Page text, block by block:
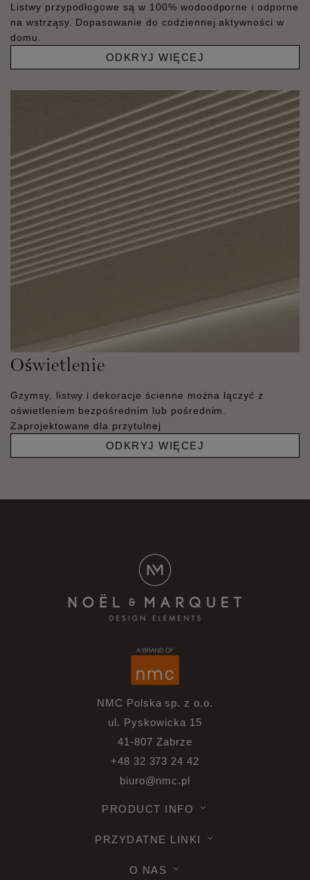
Listwy przypodłogowe są w 100% wodoodporne i odporne
na wstrząsy. Dopasowanie do codziennej aktywności w
domu.
ODKRYJ WIĘCEJ
Oświetlenie
Gzymsy, listwy i dekoracje ścienne można łączyć z
oświetleniem bezpośrednim lub pośrednim.
Zaprojektowane dla przytulnej
ODKRYJ WIĘCEJ
NMC Polska sp. z o.o.
ul. Pyskowicka 15
41-807 Zabrze
+48 32 373 24 42
biuro@nmc.pl
PRODUCT INFO
PRZYDATNE LINKI
O NAS